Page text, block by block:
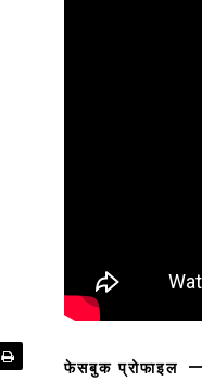
फेसबुक प्रोफाइल